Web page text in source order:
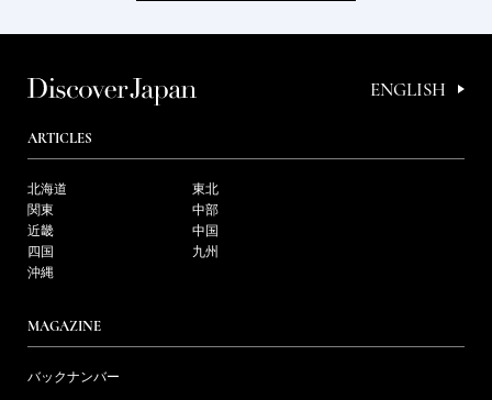
ENGLISH
ARTICLES
北海道
東北
関東
中部
近畿
中国
四国
九州
沖縄
MAGAZINE
バックナンバー